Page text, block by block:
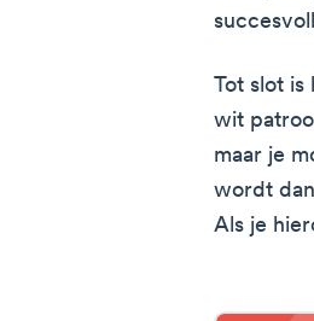
Tot slot is
wit
maar je
wordt
Als je